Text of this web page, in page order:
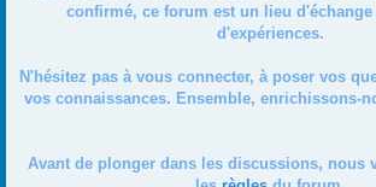
confirmé, ce forum est un lieu d'échange
d'expériences.
N'hésitez pas à vous connecter, à poser vos
vos connaissances. Ensemble, enrichissons-
Avant de plonger dans les discussions, nous